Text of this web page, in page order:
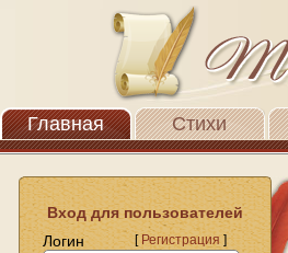
Главная Стихи
Вход для пользователей
Логин
[Регистрация]